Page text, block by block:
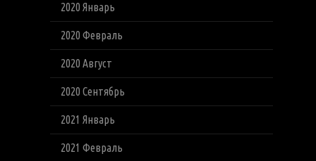
2020 Январь
2020 Февраль
2020 Август
2020 Сентябрь
2021 Январь
2021 Февраль